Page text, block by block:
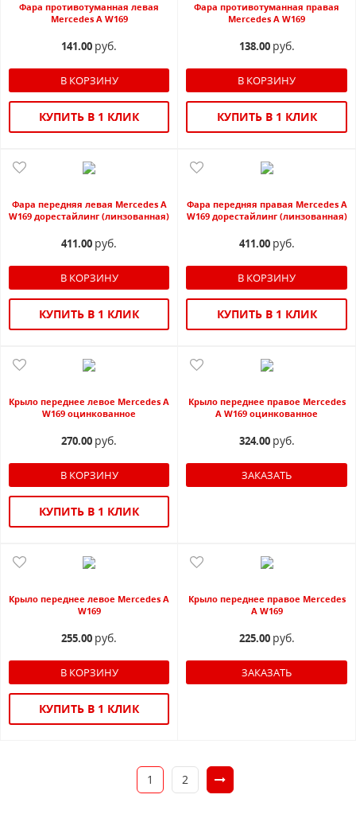
Фара противотуманная левая
Mercedes A W169
141.00 руб.
КУПИТЬ В 1 КЛИК
Фара противотуманная правая
Mercedes A W169
138.00 руб.
КУПИТЬ В 1 КЛИК
Фара передняя левая Mercedes A
W169 дорестайлинг (линзованная)
411.00 руб.
КУПИТЬ В 1 КЛИК
Фара передняя правая Mercedes A
W169 дорестайлинг (линзованная)
411.00 руб.
КУПИТЬ В 1 КЛИК
Крыло переднее левое Mercedes A
W169 оцинкованное
270.00 руб.
КУПИТЬ В 1 КЛИК
Крыло переднее правое Mercedes
A W169 оцинкованное
324.00 руб.
ЗАКАЗАТЬ
Крыло переднее левое Mercedes A
W169
255.00 руб.
КУПИТЬ В 1 КЛИК
Крыло переднее правое Mercedes
A W169
225.00 руб.
ЗАКАЗАТЬ
1 2